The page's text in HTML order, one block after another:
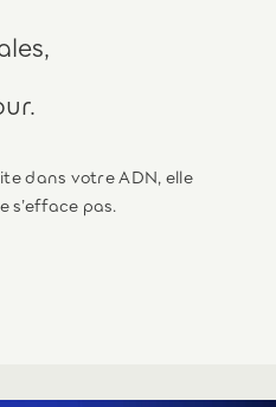
dans votre ADN, elle
s’efface pas.